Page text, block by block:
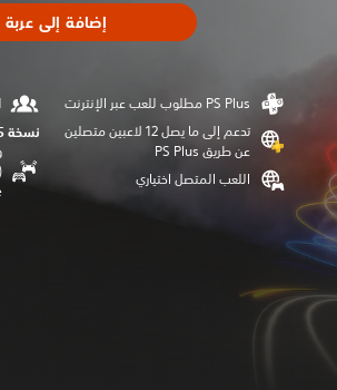
إضافة إلى
تدعم إلى ما يصل 12 لاعبين متصلين
عن طريق PS Plus‏
اللعب المتصل اختياري
نسخة PS5‏